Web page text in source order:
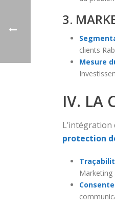
3.
clients
Mesure
IV. LA
L’intégration
protection
Marketing